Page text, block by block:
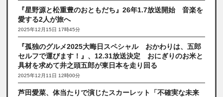
『星野源と松重豊のおともだち』26年1.7放送開始 音楽を
愛する2人が旅へ
2025年12月15日 17時45分
『孤独のグルメ2025大晦日スペシャル おかわりは、五郎
セルフで運びます！』、12.31放送決定 おにぎりのお米と
具材を求めて井之頭五郎が東日本を走り回る
2025年12月11日 12時00分
芦田愛菜、体当たりで演じたスカーレット「不確実な未来